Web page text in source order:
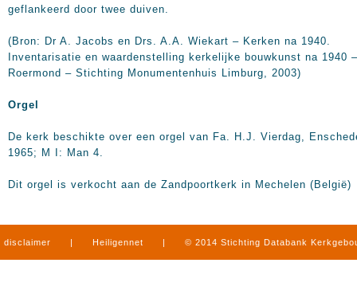
geflankeerd door twee duiven.
(Bron: Dr A. Jacobs en Drs. A.A. Wiekart – Kerken na 1940.
Inventarisatie en waardenstelling kerkelijke bouwkunst na 1940 –
Roermond – Stichting Monumentenhuis Limburg, 2003)
Orgel
De kerk beschikte over een orgel van Fa. H.J. Vierdag,
1965; M I: Man 4.
Dit orgel is verkocht aan de Zandpoortkerk in Mechelen (België)
disclaimer | Heiligennet | © 2014 Stichting Databank